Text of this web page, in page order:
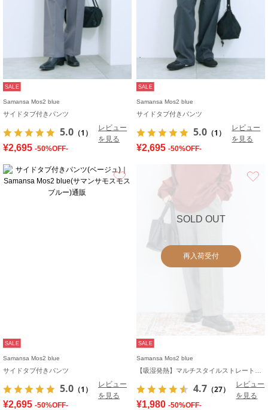
SALE
Samansa Mos2 blue
サイドタブ付きパンツ
5.0 （1）
レビュー
を見る
¥2,695 -50%OFF-
SALE
Samansa Mos2 blue
サイドタブ付きパンツ
5.0 （1）
レビュー
を見る
¥2,695 -50%OFF-
SALE
Samansa Mos2 blue
サイドタブ付きパンツ
5.0 （1）
レビュー
を見る
¥2,695 -50%OFF-
SOLD OUT
再入荷受付
SALE
Samansa Mos2 blue
4.7 （27）
レビュー
を見る
¥1,980 -50%OFF-